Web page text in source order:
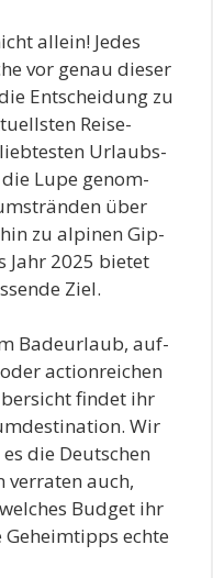
allein! Jedes
vor genau die­ser
Ent­schei­dung zu
Rei­se­
Urlaubs­
Lupe genom­
über
zu alpi­nen Gip­
2025 bie­tet
Ziel.
Bade­ur­laub, auf­
action­rei­chen
fin­det ihr
Wir
die Deut­schen
ver­ra­ten auch,
Bud­get ihr
ech­te